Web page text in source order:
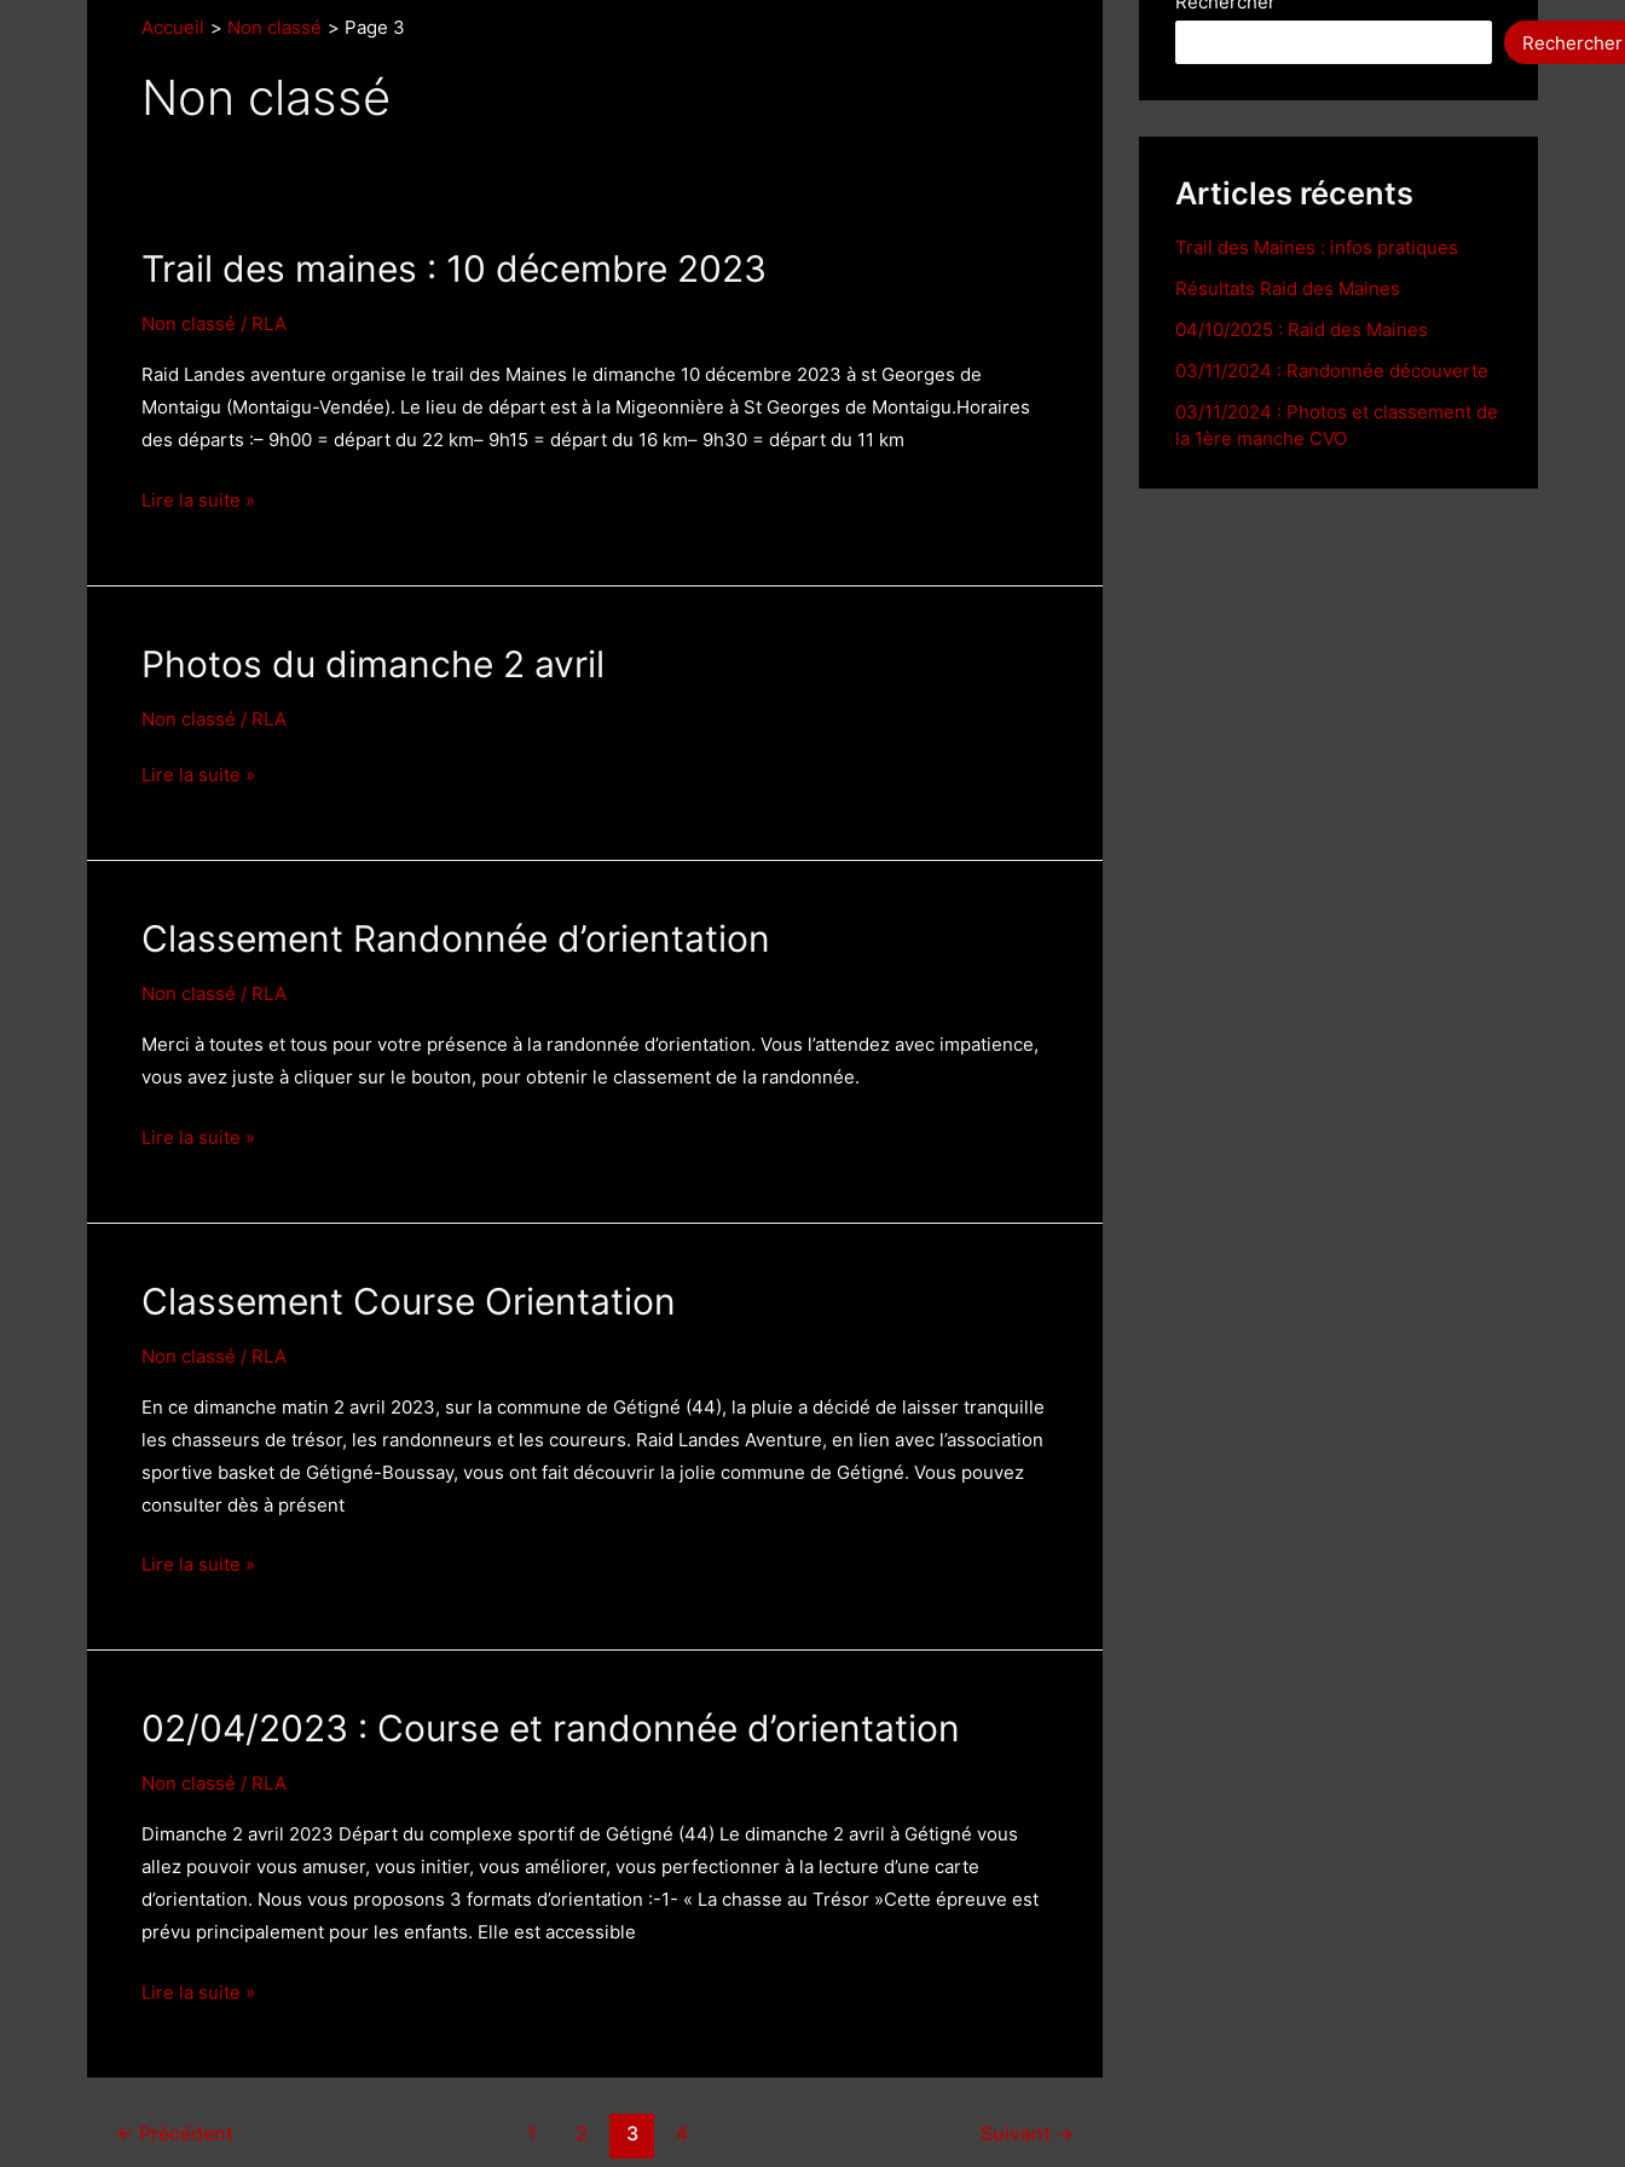
Accueil Non classé Page 3
Non classé
Trail des maines : 10 décembre 2023
Non classé / RLA
Raid Landes aventure organise le trail des Maines le dimanche 10 décembre 2023 à st Georges de
Montaigu (Montaigu-Vendée). Le lieu de départ est à la Migeonnière à St Georges de Montaigu.Horaires
des départs :– 9h00 = départ du 22 km– 9h15 = départ du 16 km– 9h30 = départ du 11 km
Trail
décembre
Lire la suite »
Photos du dimanche 2 avril
Non classé / RLA
Photos
Lire la suite »
Classement Randonnée d’orientation
Non classé / RLA
Merci à toutes et tous pour votre présence à la randonnée d’orientation. Vous l’attendez avec impatience,
vous avez juste à cliquer sur le bouton, pour obtenir le classement de la randonnée.
Classement
Lire la suite »
Classement Course Orientation
Non classé / RLA
En ce dimanche matin 2 avril 2023, sur la commune de Gétigné (44), la pluie a décidé de laisser tranquille
les chasseurs de trésor, les randonneurs et les coureurs. Raid Landes Aventure, en lien avec l’association
sportive basket de Gétigné-Boussay, vous ont fait découvrir la jolie commune de Gétigné. Vous pouvez
consulter dès à présent
Classement
Lire la suite »
02/04/2023 : Course et randonnée d’orientation
Non classé / RLA
Dimanche 2 avril 2023 Départ du complexe sportif de Gétigné (44) Le dimanche 2 avril à Gétigné vous
allez pouvoir vous amuser, vous initier, vous améliorer, vous perfectionner à la lecture d’une carte
d’orientation. Nous vous proposons 3 formats d’orientation :-1- « La chasse au Trésor »Cette épreuve est
prévu principalement pour les enfants. Elle est accessible
02/04/2023
randonnée
Lire la suite »
← Précédent 1 2 3 4 Suivant →
Rechercher
Articles récents
Trail des Maines : infos pratiques
Résultats Raid des Maines
04/10/2025 : Raid des Maines
03/11/2024 : Randonnée découverte
03/11/2024 : Photos et classement de
la 1ère manche CVO